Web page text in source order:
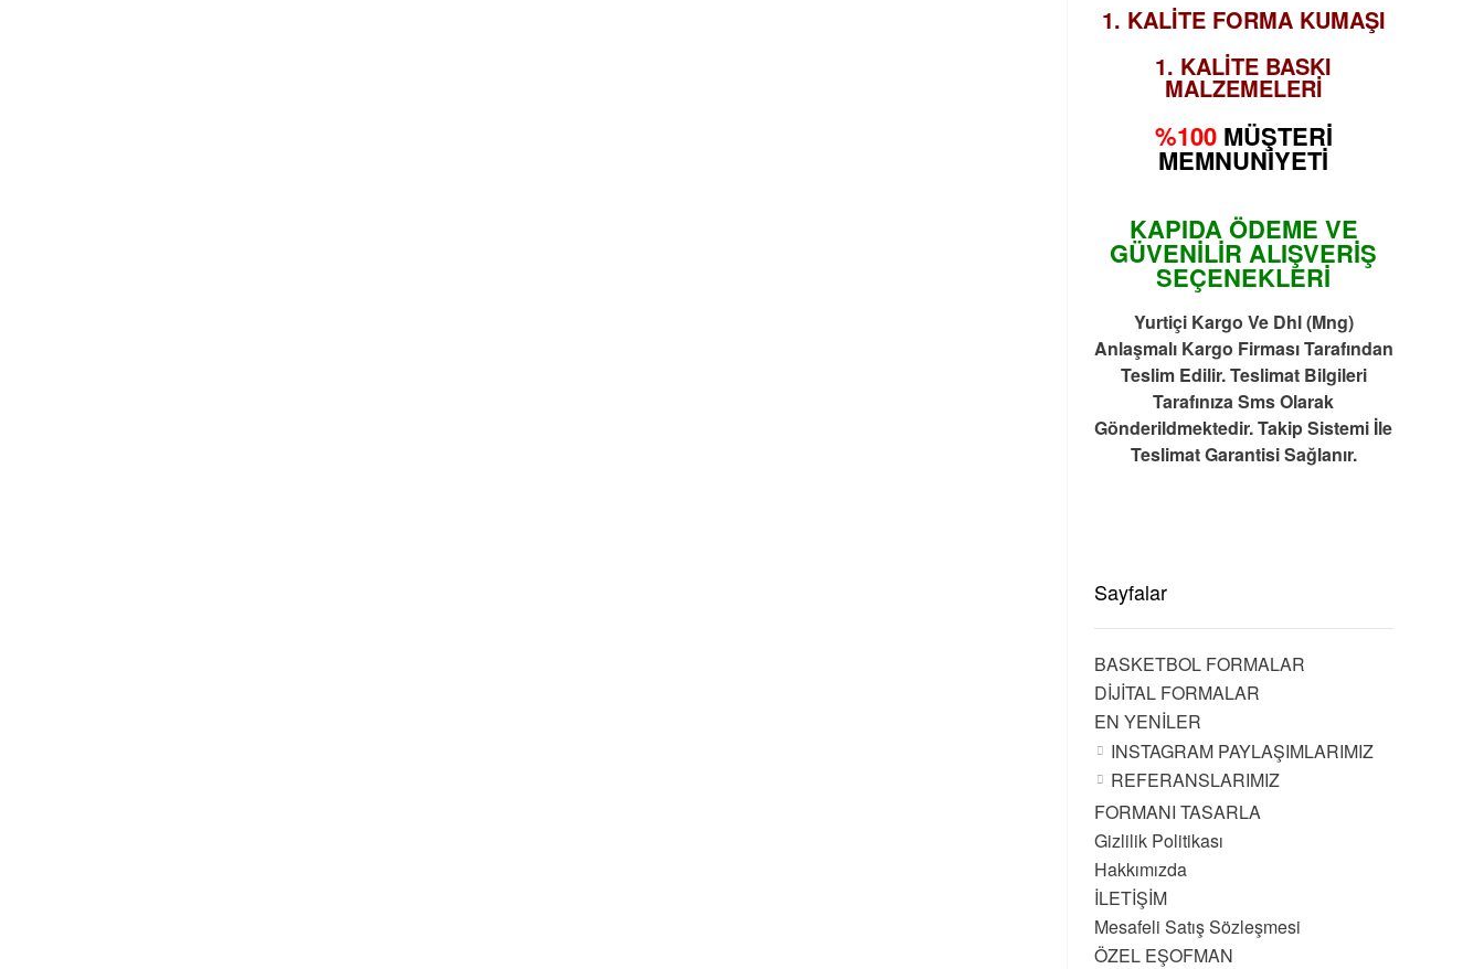
1. KALİTE FORMA KUMAŞI
1. KALİTE BASKI
MALZEMELERİ
%100MÜŞTERİ
MEMNUNİYETİ
KAPIDA ÖDEME VE
GÜVENİLİR ALIŞVERİŞ
SEÇENEKLERİ
Yurtiçi Kargo Ve Dhl (Mng)
Anlaşmalı Kargo Firması Tarafından
Teslim Edilir. Teslimat Bilgileri
Tarafınıza Sms Olarak
Gönderildmektedir. Takip Sistemi İle
Teslimat Garantisi Sağlanır.
Sayfalar
BASKETBOL FORMALAR
DİJİTAL FORMALAR
EN YENİLER
INSTAGRAM PAYLAŞIMLARIMIZ
REFERANSLARIMIZ
FORMANI TASARLA
Gizlilik Politikası
Hakkımızda
İLETİŞİM
Mesafeli Satış Sözleşmesi
ÖZEL EŞOFMAN